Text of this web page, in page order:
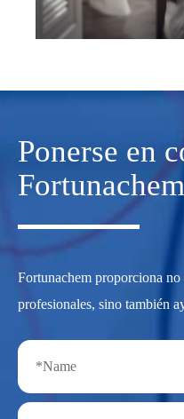
Ponerse en
Fortunachem
Fortunachem proporciona
profesionales, sino también